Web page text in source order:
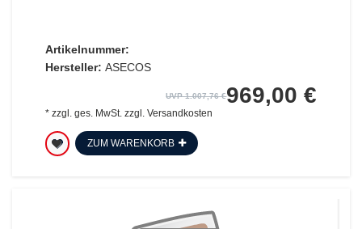
Artikelnummer:
Hersteller: ASECOS
UVP 1.007,76 €969,00 €
* zzgl. ges. MwSt.zzgl. Versandkosten
ZUM WARENKORB